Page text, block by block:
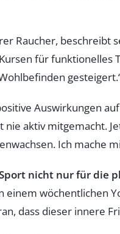
Raucher, beschreibt
für
Auswirkungen
aktiv mitgemacht.
Ich mache
nicht nur für die
einem wöchentlichen
dass dieser innere